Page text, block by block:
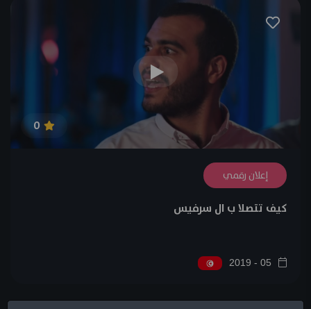
0
إعلان رقمي
كيف تتصلا ب ال سرفيس
05 - 2019